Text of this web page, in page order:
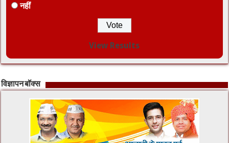
नहीं
View Results
विज्ञापन बॉक्स